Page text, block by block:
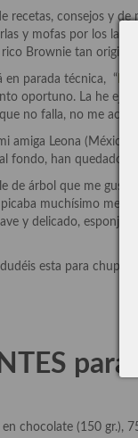
recetas, consejos y
y mofas por los
Brownie tan original.
en parada técnica, “
oportuno. La he
no falla, no me
Leona (México)
fondo, han quedado
de árbol que me
muchísimo me
y delicado,
esta para chupar
chocolate (150 gr.),